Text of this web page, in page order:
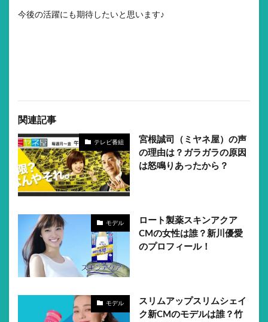
今後の活躍にも期待したいと思います♪
関連記事
テレビ番組
宮根誠司（ミヤネ屋）の声
の理由は？ガラガラの原因
は怒鳴りあったから？
モデル
ロート製薬スキンアクア
CMの女性は誰？新川優愛
のプロフィール！
モデル
スリムアップスリムシェイ
ク新CMのモデルは誰？竹